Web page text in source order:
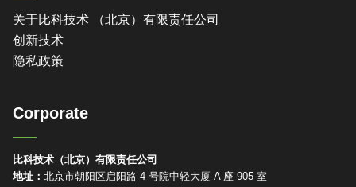
关于比科技术 （北京）有限责任公司
创新技术
隐私政策
Corporate
比科技术（北京）有限责任公司
地址： 北京市朝阳区启阳路 4 号院中轻大厦 A 座 905 室